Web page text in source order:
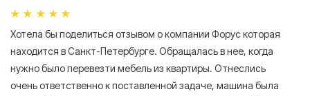
Хотела бы поделиться отзывом о компании Форус которая
находится в Санкт-Петербурге. Обращалась в нее, когда
нужно было перевезти мебель из квартиры. Отнеслись
очень ответственно к поставленной задаче, машина была